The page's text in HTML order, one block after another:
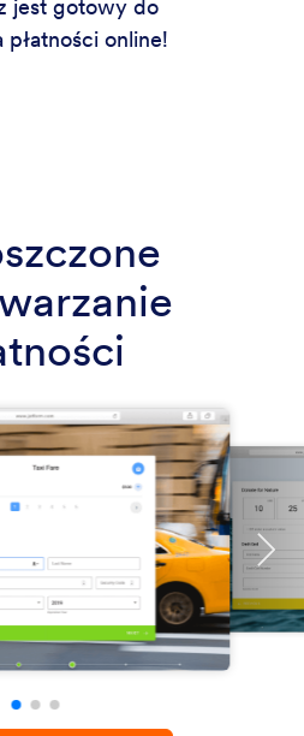
jest gotowy do
płatności online!